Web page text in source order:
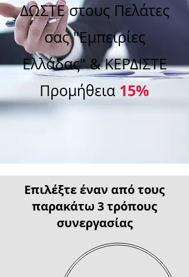
ΔΩΣΤΕ στους Πελάτες
σας "Εμπειρίες
Ελλάδας" & ΚΕΡΔΙΣΤΕ
Προμήθεια 15%
Επιλέξτε έναν από τους
παρακάτω3 τρόπους
συνεργασίας